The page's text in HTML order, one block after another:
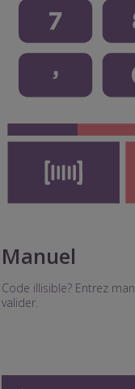
Manuel
Code illisible? Entrez
valider.